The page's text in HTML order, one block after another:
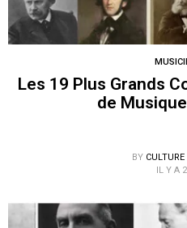
Les 19 Plus Grands
de
BY
IL Y A